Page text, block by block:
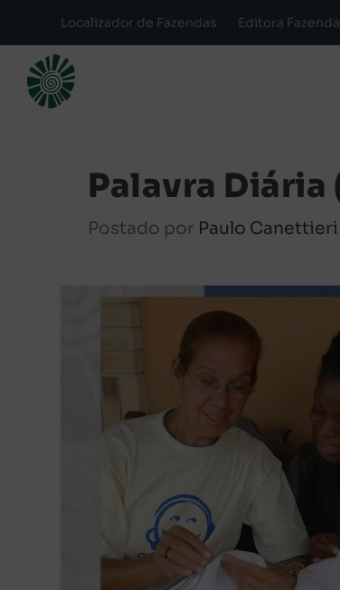
Localizador de Fazendas Editora
Palavra
Postado por Paulo Canettieri